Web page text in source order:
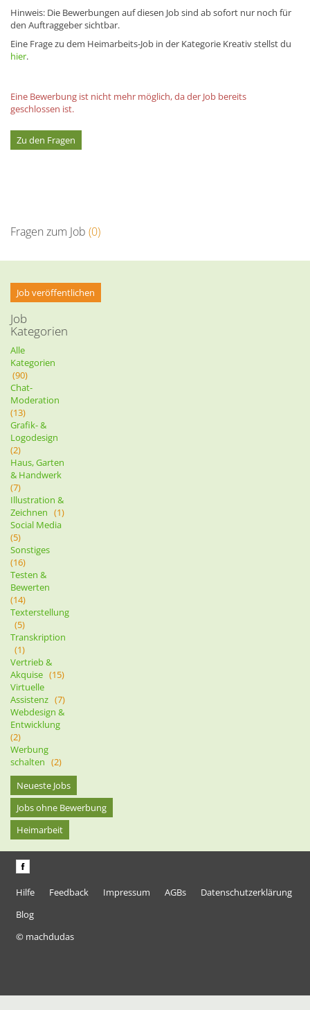
Hinweis: Die Bewerbungen auf diesen Job sind ab sofort nur noch für
den Auftraggeber sichtbar.
Eine Frage zu dem Heimarbeits-Job in der Kategorie Kreativ stellst du
hier.
Eine Bewerbung ist nicht mehr möglich, da der Job bereits
geschlossen ist.
Zu den Fragen
Fragen zum Job (0)
Job veröffentlichen
Job
Kategorien
Alle
Kategorien
(90)
Chat-
Moderation
(13)
Grafik- &
Logodesign
(2)
Haus, Garten
& Handwerk
(7)
Illustration &
Zeichnen (1)
Social Media
(5)
Sonstiges
(16)
Testen &
Bewerten
(14)
Texterstellung
(5)
Transkription
(1)
Vertrieb &
Akquise (15)
Virtuelle
Assistenz (7)
Webdesign &
Entwicklung
(2)
Werbung
schalten (2)
Neueste Jobs
Jobs ohne Bewerbung
Heimarbeit
Hilfe Feedback Impressum AGBs
Datenschutzerklärung
Blog
© machdudas